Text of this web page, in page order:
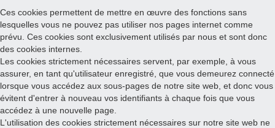
Ces cookies permettent de mettre en œuvre des fonctions sans
lesquelles vous ne pouvez pas utiliser nos pages internet comme
prévu. Ces cookies sont exclusivement utilisés par nous et sont donc
des cookies internes.
Les cookies strictement nécessaires servent, par exemple, à vous
assurer, en tant qu'utilisateur enregistré, que vous demeurez connecté
lorsque vous accédez aux sous-pages de notre site web, et donc vous
évitent d'entrer à nouveau vos identifiants à chaque fois que vous
accédez à une nouvelle page.
L'utilisation des cookies strictement nécessaires sur notre site web ne